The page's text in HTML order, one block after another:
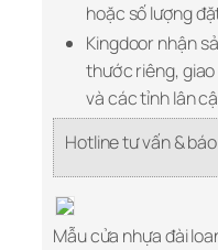
hoặc số lượng
Kingdoor nhận
thước riêng,
và các tỉnh lân
Hotline tư vấn &
Mẫu cửa nhựa đài